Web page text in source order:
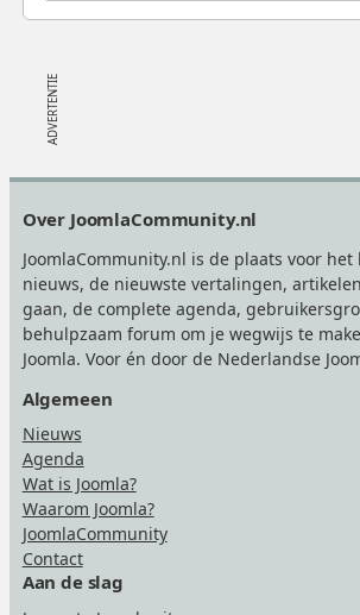
Over JoomlaCommunity.nl
JoomlaCommunity.nl is de plaats voor het
nieuws, de nieuwste vertalingen,
gaan, de complete agenda,
behulpzaam forum om je wegwijs te
Joomla. Voor én door de Nederlandse
Algemeen
Nieuws
Agenda
Wat is Joomla?
Waarom Joomla?
JoomlaCommunity
Contact
Aan de slag